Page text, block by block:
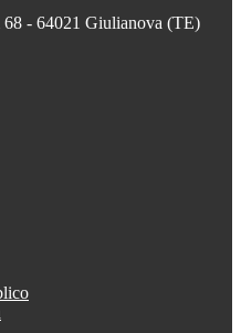
- 64021 Giulianova (TE)